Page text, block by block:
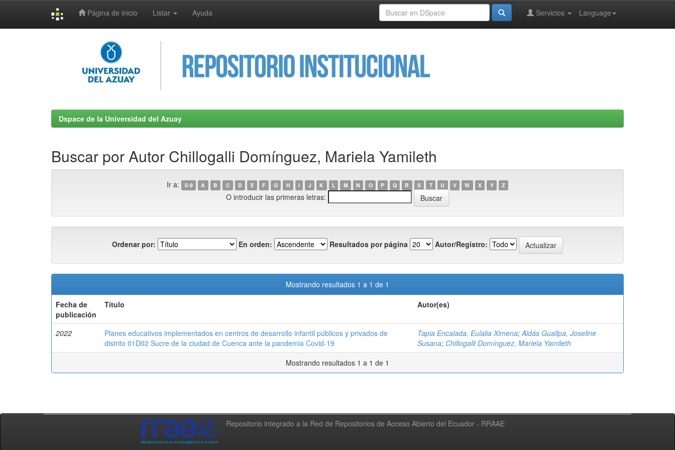
Página de inicio Listar Ayuda Language
Servicios
Dspace de la Universidad del Azuay
Buscar por Autor Chillogalli Domínguez, Mariela Yamileth
Ir a: 0-9 A B C D E F G H I J K L M N O P Q R S T U V W X Y Z
O introducir las primeras letras:
Ordenar por: En orden: Resultados por página Autor/Registro:
Mostrando resultados 1 a 1 de 1
Fecha de
publicación
Título Autor(es)
2022
Planes educativos implementados en centros de desarrollo infantil públicos y privados de
distrito 01D02 Sucre de la ciudad de Cuenca ante la pandemia Covid-19
Tapia Encalada, Eulalia Ximena;Aldás Guallpa, Joseline
Susana; Chillogalli Domínguez, Mariela Yamileth
Mostrando resultados 1 a 1 de 1
Repositorio integrado a la Red de Repositorios de Acceso Abierto del Ecuador - RRAAE